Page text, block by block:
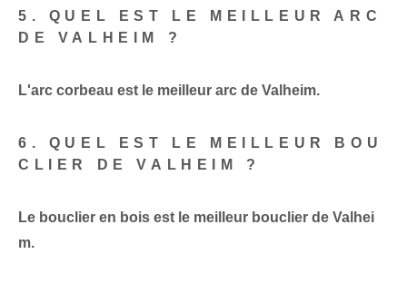
5. QUEL EST LE MEILLEUR ARC
DE VALHEIM ?
L'arc corbeau est le meilleur arc de Valheim.
6. QUEL EST LE MEILLEUR BOU
CLIER DE VALHEIM ?
Le bouclier en bois est le meilleur bouclier de Valhei
m.